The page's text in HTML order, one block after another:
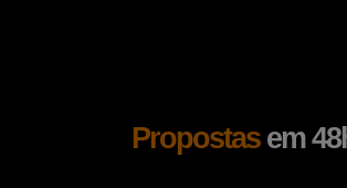
Propostasem